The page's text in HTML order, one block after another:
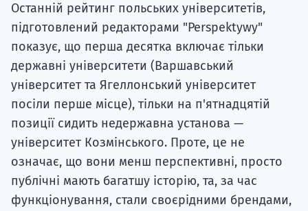
Останній рейтинг польських університетів,
підготовлений редакторами "Perspektywy"
показує, що перша десятка включає тільки
державні університети (Варшавський
університет та Ягеллонський університет
посіли перше місце), тільки на п'ятнадцятій
позиції сидить недержавна установа —
університет Козмінського. Проте, це не
означає, що вони менш перспективні, просто
публічні мають багатшу історію, та, за час
функціонування, стали своєрідними брендами,